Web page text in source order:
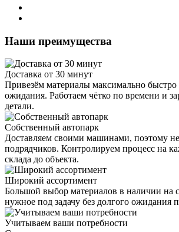
Наши преимущества
Доставка от 30 минут
Привезём материалы максимально
ожидания. Работаем чётко по времени и
детали.
Собственный автопарк
Доставляем своими машинами, поэтому
подрядчиков. Контролируем процесс на
склада до объекта.
Широкий ассортимент
Большой выбор материалов в наличии на
нужное под задачу без долгого ожидания
Учитываем ваши потребности